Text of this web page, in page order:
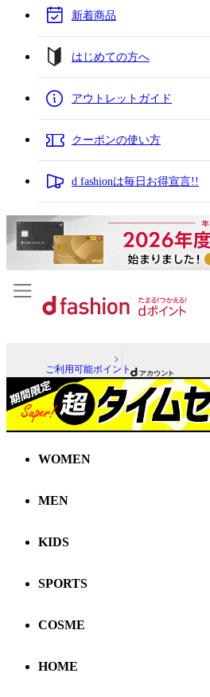
新着商品
はじめての方へ
アウトレットガイド
クーポンの使い方
d fashionは毎日お得宣言!!
ご利用可能ポイント
WOMEN
MEN
KIDS
SPORTS
COSME
HOME